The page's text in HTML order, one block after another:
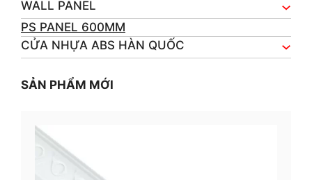
WALL PANEL
PS PANEL 600MM
CỬA NHỰA ABS HÀN QUỐC
SẢN PHẨM MỚI